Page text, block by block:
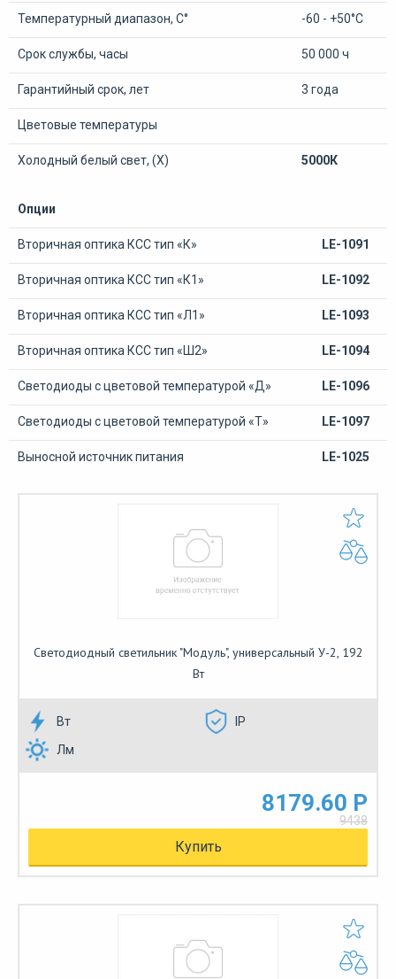
Температурный диапазон, С° -60 - +50°С
Срок службы, часы 50 000 ч
Гарантийный срок, лет 3 года
Цветовые температуры
Холодный белый свет, (Х) 5000К
Опции
Вторичная оптика КСС тип «К» LE-1091
Вторичная оптика КСС тип «К1» LE-1092
Вторичная оптика КСС тип «Л1» LE-1093
Вторичная оптика КСС тип «Ш2» LE-1094
Светодиоды с цветовой температурой «Д» LE-1096
Светодиоды с цветовой температурой «Т» LE-1097
Выносной источник питания LE-1025
Светодиодный светильник "Модуль", универсальный У-2, 192
Вт
Вт
IP
Лм
8179.60 Р
9438
Купить